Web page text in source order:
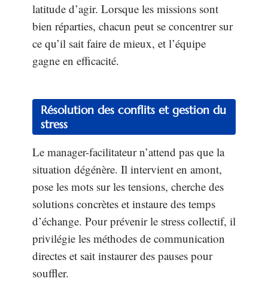
latitude d’agir. Lorsque les missions sont
bien réparties, chacun peut se concentrer sur
ce qu’il sait faire de mieux, et l’équipe
gagne en efficacité.
Résolution des conflits et gestion du
stress
Le manager-facilitateur n’attend pas que la
situation dégénère. Il intervient en amont,
pose les mots sur les tensions, cherche des
solutions concrètes et instaure des temps
d’échange. Pour prévenir le stress collectif, il
privilégie les méthodes de communication
directes et sait instaurer des pauses pour
souffler.